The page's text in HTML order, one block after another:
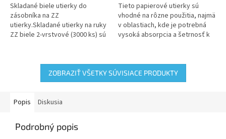
5
hviezdičiek.
Skladané biele utierky do
zásobníka na ZZ
utierky.Skladané utierky na ruky
ZZ biele 2-vrstvové (3000 ks) sú
priemyselných...
5
hviezdičiek.
Tieto papierové utierky sú
vhodné na rôzne použitia, najmä
v oblastiach, kde je potrebná
vysoká absorpcia a šetrnosť k
ZOBRAZIŤ VŠETKY SÚVISIACE PRODUKTY
Popis Diskusia
Podrobný popis